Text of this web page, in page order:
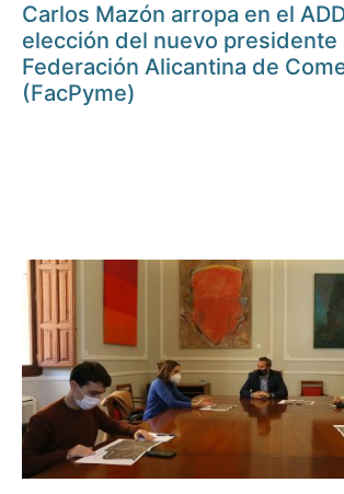
Carlos Mazón arropa en el
elección del nuevo presidente
Federación Alicantina de
(FacPyme)